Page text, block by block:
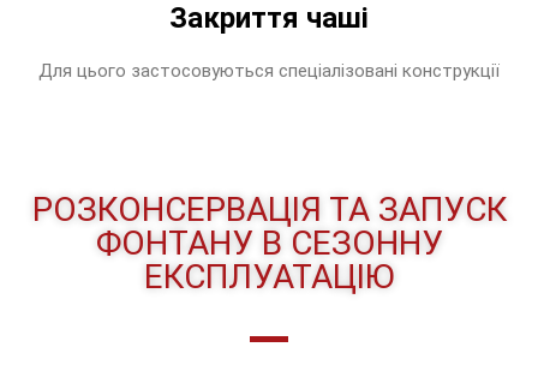
Закриття чаші
Для цього застосовуються спеціалізовані конструкції
РОЗКОНСЕРВАЦІЯ ТА ЗАПУСК
ФОНТАНУ В СЕЗОННУ
ЕКСПЛУАТАЦІЮ